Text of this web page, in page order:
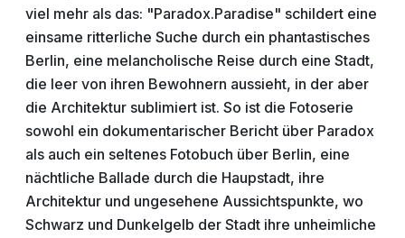
viel mehr als das: "Paradox.Paradise" schildert eine
einsame ritterliche Suche durch ein phantastisches
Berlin, eine melancholische Reise durch eine Stadt,
die leer von ihren Bewohnern aussieht, in der aber
die Architektur sublimiert ist. So ist die Fotoserie
sowohl ein dokumentarischer Bericht über Paradox
als auch ein seltenes Fotobuch über Berlin, eine
nächtliche Ballade durch die Haupstadt, ihre
Architektur und ungesehene Aussichtspunkte, wo
Schwarz und Dunkelgelb der Stadt ihre unheimliche